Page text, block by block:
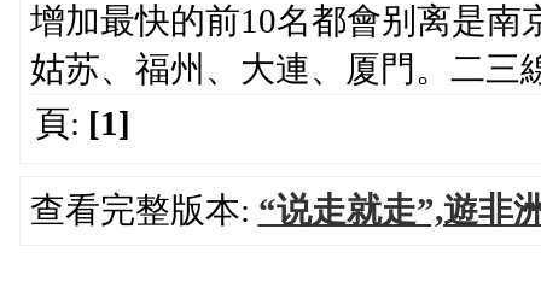
增加最快的前10名都會别离是
姑苏、福州、大連、厦門。二三
頁: [1]
查看完整版本: “说走就走”,遊非